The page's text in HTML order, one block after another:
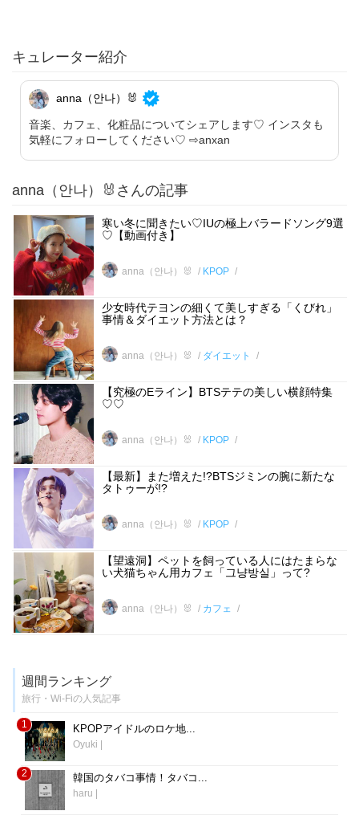
キュレーター紹介
anna（안나）🐰
音楽、カフェ、化粧品についてシェアします♡ インスタも
気軽にフォローしてください♡ ⇨anxan
anna（안나）🐰さんの記事
寒い冬に聞きたい♡IUの極上バラードソング9選
♡【動画付き】
anna（안나）🐰 KPOP
少女時代テヨンの細くて美しすぎる「くびれ」
事情＆ダイエット方法とは？
anna（안나）🐰 ダイエット
【究極のEライン】BTSテテの美しい横顔特集
♡♡
anna（안나）🐰 KPOP
【最新】また増えた!?BTSジミンの腕に新たな
タトゥーが!?
anna（안나）🐰 KPOP
【望遠洞】ペットを飼っている人にはたまらな
い犬猫ちゃん用カフェ「그냥방실」って?
anna（안나）🐰 カフェ
週間ランキング
旅行・Wi-Fiの人気記事
1 KPOPアイドルのロケ地...
Oyuki |
2 韓国のタバコ事情！タバコ...
haru |